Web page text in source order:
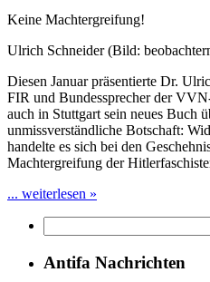
Keine Machtergreifung!
Ulrich Schneider (Bild:
Diesen Januar präsentierte Dr.
FIR und Bundessprecher der
auch in Stuttgart sein neues Buch
unmissverständliche Botschaft:
handelte es sich bei den
Machtergreifung der
... weiterlesen »
Antifa Nachrichten